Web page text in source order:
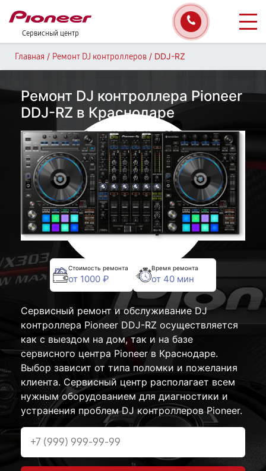
Сервисный центр
Главная / Ремонт DJ контроллеров / DDJ-RZ
Ремонт DJ контроллера Pioneer
DDJ-RZ в Краснодаре
Стоимость ремонта
от 1000 ₽
Время ремонта
от 40 мин
Сервисный ремонт и обслуживание DJ
контроллера Pioneer DDJ-RZ осуществляется
как с выездом на дом, так и на базе
сервисного центра Pioneer в Краснодаре.
Выбор зависит от типа поломки и пожелания
клиента. Сервисный центр располагает всем
нужным оборудованием для диагностики и
устранения проблем DJ контроллеров Pioneer.